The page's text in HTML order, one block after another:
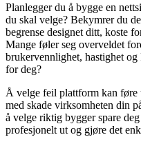
Planlegger du å bygge en
du skal velge? Bekymrer du
begrense designet ditt, koste
Mange føler seg overveldet
brukervennlighet, hastighet
for deg?
Å velge feil plattform kan
med skade virksomheten din
å velge riktig bygger spare
profesjonelt ut og gjøre det